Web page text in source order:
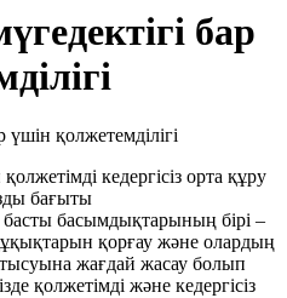
бар
кедергісіз орта құру
бағыты
басты басымдықтарының бірі –
қорғау және олардың
жағдай жасау болып
қолжетімді және кедергісіз